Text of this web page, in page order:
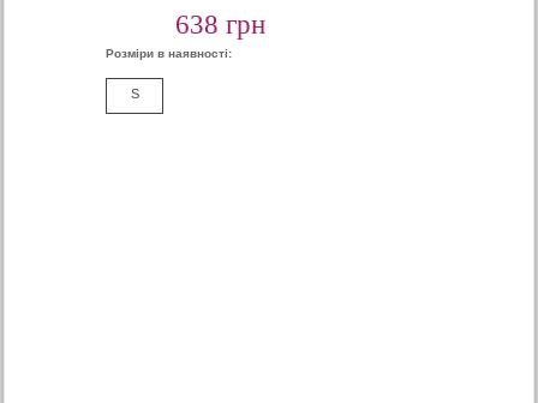
638 грн
Розміри в наявності:
S